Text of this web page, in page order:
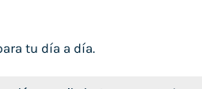
tu día a día.